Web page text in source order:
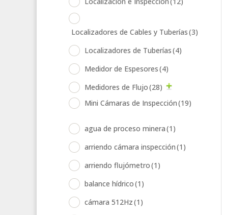
Localizadores de Cables y Tuberías(3)
Localizadores de Tuberías(4)
Medidor de Espesores(4)
Medidores de Flujo(28)
Mini Cámaras de Inspección(19)
agua de proceso minera(1)
arriendo cámara inspección(1)
arriendo flujómetro(1)
balance hídrico(1)
cámara 512Hz(1)